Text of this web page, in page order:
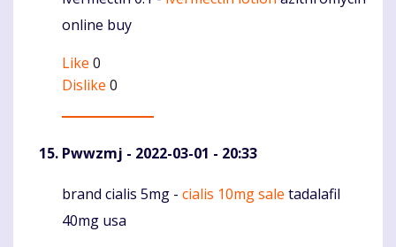
online buy
Like 0
Dislike 0
Pwwzmj - 2022-03-01 - 20:33
Komentaras
brand cialis 5mg - cialis 10mg sale tadalafil
40mg usa